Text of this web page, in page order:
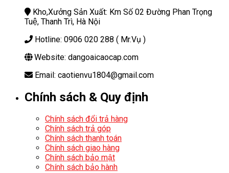
Kho,Xưởng Sản Xuất: Km Số 02 Đường Phan Trọng
Tuệ, Thanh Trì, Hà Nội
Hotline: 0906 020 288 ( Mr.Vụ )
Website: dangoaicaocap.com
Email: caotienvu1804@gmail.com
Chính sách & Quy định
Chính sách đổi trả hàng
Chính sách trả góp
Chính sách thanh toán
Chính sách giao hàng
Chính sách bảo mật
Chính sách bảo hành